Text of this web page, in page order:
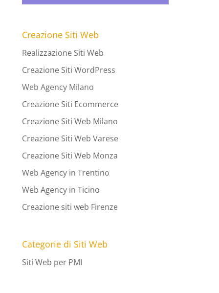
Creazione Siti Web
Realizzazione Siti Web
Creazione Siti WordPress
Web Agency Milano
Creazione Siti Ecommerce
Creazione Siti Web Milano
Creazione Siti Web Varese
Creazione Siti Web Monza
Web Agency in Trentino
Web Agency in Ticino
Creazione siti web Firenze
Categorie di Siti Web
Siti Web per PMI